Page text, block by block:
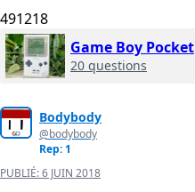
491218
Game Boy Pocket
20 questions
Bodybody
@bodybody
Rep: 1
PUBLIÉ:6 JUIN 2018